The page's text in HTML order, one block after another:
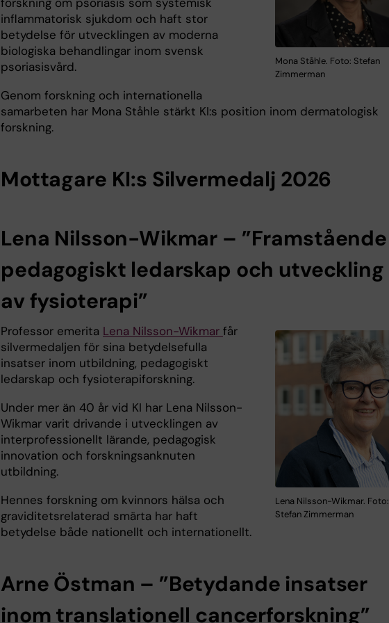
Mona Ståhle. Foto: Stefan
Zimmerman
inflammatorisk sjukdom och haft stor
betydelse för utvecklingen av moderna
biologiska behandlingar inom svensk
psoriasisvård.
Genom forskning och internationella
samarbeten har Mona Ståhle stärkt KI:s position inom dermatologisk
forskning.
Mottagare KI:s Silvermedalj 2026
Lena Nilsson-Wikmar – ”Framstående
pedagogiskt ledarskap och utveckling
av fysioterapi”
Lena Nilsson-Wikmar. Foto:
Stefan Zimmerman
Professor emerita Lena Nilsson-Wikmar får
silvermedaljen för sina betydelsefulla
insatser inom utbildning, pedagogiskt
ledarskap och fysioterapiforskning.
Under mer än 40 år vid KI har Lena Nilsson-
Wikmar varit drivande i utvecklingen av
interprofessionellt lärande, pedagogisk
innovation och forskningsanknuten
utbildning.
Hennes forskning om kvinnors hälsa och
graviditetsrelaterad smärta har haft
betydelse både nationellt och internationellt.
Arne Östman – ”Betydande insatser
inom translationell cancerforskning”